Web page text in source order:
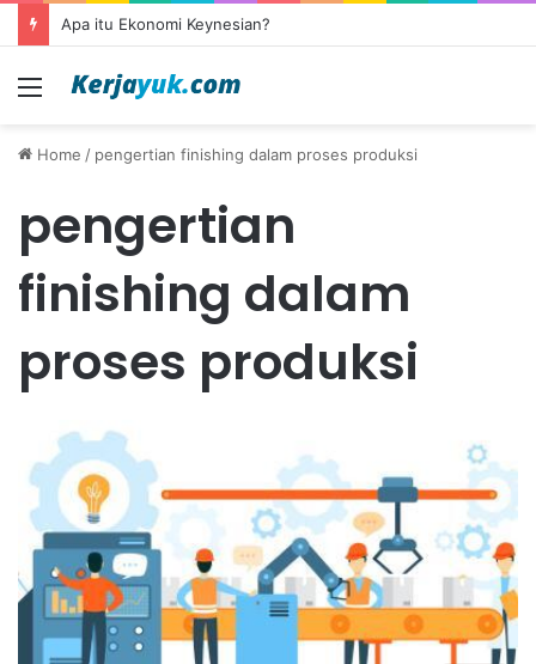
Apa itu Ekonomi Keynesian?
Menu
Home / pengertian finishing dalam proses produksi
pengertian
finishing dalam
proses produksi